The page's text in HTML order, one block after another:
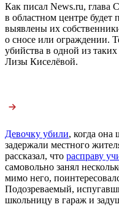
Как писал News.ru, глава
в областном центре будет
выявлены их
о сносе или ограждении.
убийства в одной из
Лизы Киселёвой.
Девочку убили, когда
задержали местного
рассказал, что расправу
самовольно занял
мимо него,
Подозреваемый,
школьницу в гараж и